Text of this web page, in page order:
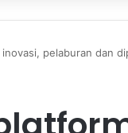
pelaburan dan